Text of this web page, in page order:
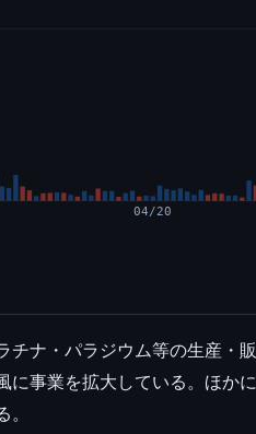
04/20
ナ・パラジウム等の生産・
事業を拡大している。ほか